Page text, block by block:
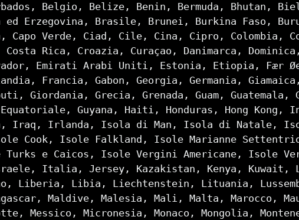
Belgio, Belize, Benin, Bermuda, Bhutan,
Erzegovina, Brasile, Brunei, Burkina Faso,
Capo Verde, Ciad, Cile, Cina, Cipro, Colombia,
Rica, Croazia, Curaçao, Danimarca,
Emirati Arabi Uniti, Estonia, Etiopia, Fær
Francia, Gabon, Georgia, Germania,
Giordania, Grecia, Grenada, Guam, Guatemala,
Equatoriale, Guyana, Haiti, Honduras, Hong Kong,
Iraq, Irlanda, Isola di Man, Isola di Natale,
Cook, Isole Falkland, Isole Marianne
e Caicos, Isole Vergini Americane, Isole
Italia, Jersey, Kazakistan, Kenya, Kuwait,
Liberia, Libia, Liechtenstein, Lituania,
Maldive, Malesia, Mali, Malta, Marocco,
Messico, Micronesia, Monaco, Mongolia,